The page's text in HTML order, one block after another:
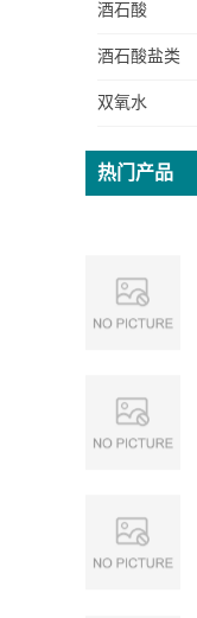
酒石酸
酒石酸盐类
双氧水
热门产品